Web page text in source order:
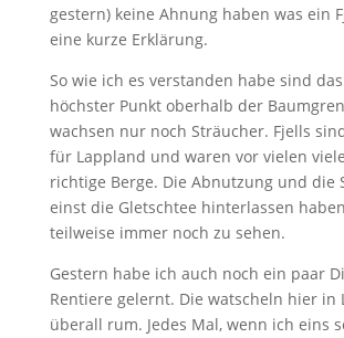
gestern) keine Ahnung haben was ein
eine kurze Erklärung.
So wie ich es verstanden habe sind
höchster Punkt oberhalb der
wachsen nur noch Sträucher. Fjells
für Lappland und waren vor vielen
richtige Berge. Die Abnutzung und die
einst die Gletschtee hinterlassen
teilweise immer noch zu sehen.
Gestern habe ich auch noch ein paar
Rentiere gelernt. Die watscheln hier in
überall rum. Jedes Mal, wenn ich eins